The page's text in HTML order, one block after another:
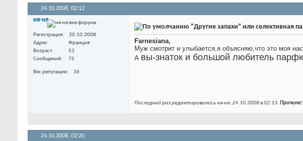
Женева Девочки, а в дьюти-фри...23.08.2009,13:49
Melian Женева, увы, не бывают.26.08.2009,16:54
Дополнительные ответы в подтемах
Туман Ох! Даже и не знаю. Может у...17.10.2009,14:15
Arti Девы, что-то я себе давно... 15.05.2014,19:22
24.10.2008, 02:12
ня-ня
Регистрация
20.10.2008
Адрес
Франция
Возраст
53
Сообщений
75
Вес репутации 36
"Другие запахи" или селективная
Farnesiana,
Муж смотрит и улыбается,я объясняю,что это моя
А вы-знаток и большой любитель
Последний раз редактировалось ня-ня; 24.10.2008 в02:13. Причина:
24.10.2008, 02:20